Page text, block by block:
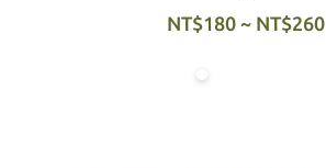
NT$180 ~ NT$260